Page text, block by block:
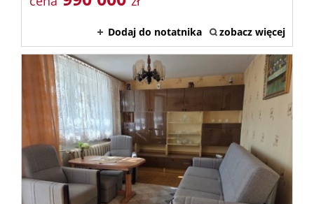
Dodaj do notatnika zobacz więcej